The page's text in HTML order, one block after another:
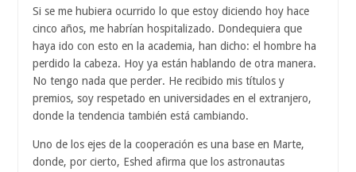
Si se me hubiera ocurrido lo que estoy diciendo hoy hace
cinco años, me habrían hospitalizado. Dondequiera que
haya ido con esto en la academia, han dicho: el hombre ha
perdido la cabeza. Hoy ya están hablando de otra manera.
No tengo nada que perder. He recibido mis títulos y
premios, soy respetado en universidades en el extranjero,
donde la tendencia también está cambiando.
Uno de los ejes de la cooperación es una base en Marte,
donde, por cierto, Eshed afirma que los astronautas